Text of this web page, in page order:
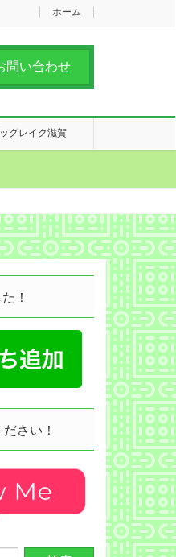
ホーム
問い合わせ
グレイク滋賀
！
さい！